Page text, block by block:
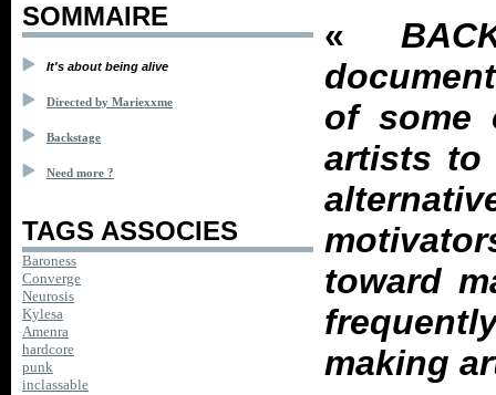
SOMMAIRE
It's about being alive
Directed by Mariexxme
Backstage
Need more ?
TAGS ASSOCIES
Baroness
Converge
Neurosis
Kylesa
Amenra
hardcore
punk
inclassable
«
of some
artists to
toward
making